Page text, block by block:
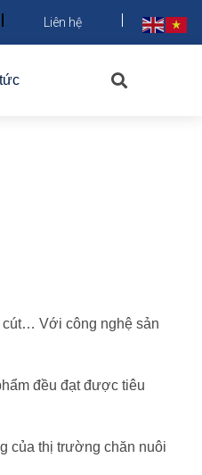
Liên hệ
cút… Với công nghệ sản
đều đạt được tiêu
của thị trường chăn nuôi